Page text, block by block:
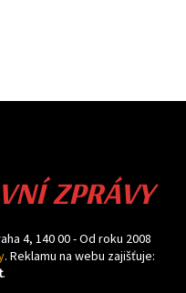
ZPRÁVY
4, 140 00 - Od roku 2008
. Reklamu na webu zajišťuje:
.